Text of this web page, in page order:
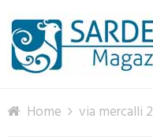
Home via mercalli 2